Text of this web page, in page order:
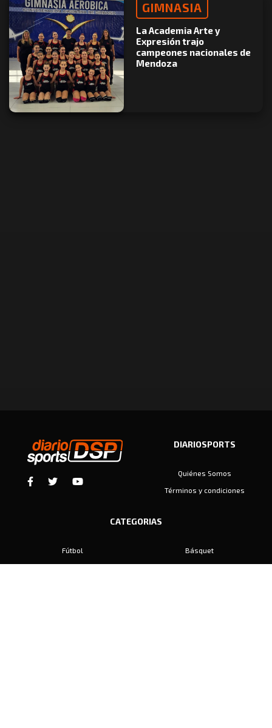
GIMNASIA
La Academia Arte y
Expresión trajo
campeones nacionales de
Mendoza
DIARIOSPORTS
Quiénes Somos
Términos y condiciones
CATEGORIAS
Fútbol
Básquet